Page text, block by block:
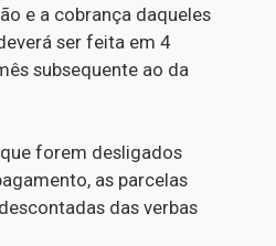
e a cobrança daqueles
ser feita em 4
subsequente ao da
forem desligados
as parcelas
das verbas